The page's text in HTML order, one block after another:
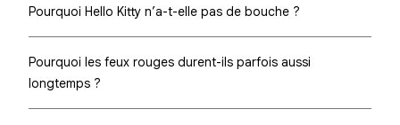
Pourquoi Hello Kitty n’a-t-elle pas de bouche ?
Pourquoi les feux rouges durent-ils parfois aussi
longtemps ?